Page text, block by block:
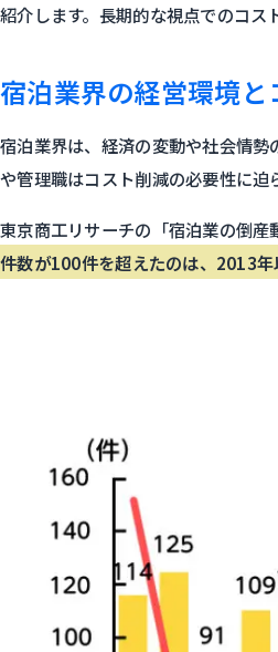
紹介します。長期的な視点でのコス
宿泊業界の経営環境
宿泊業界は、経済の変動や社会情
や管理職はコスト削減の必要性に迫
東京商工リサーチの「宿泊業の倒産
件数が100件を超えたのは、2013年